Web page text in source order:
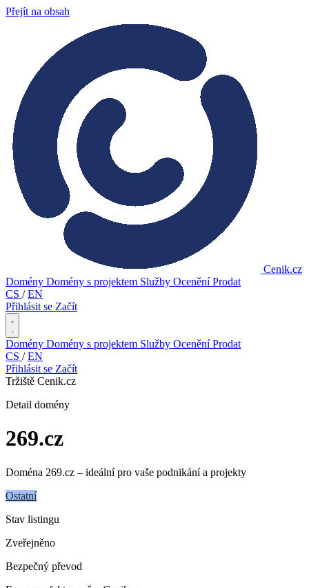
Přejít na obsah
Cenik.cz
Domény Domény s projektem Služby OceněníProdat
CS / EN
Přihlásit se Začít
Domény Domény s projektem Služby OceněníProdat
CS / EN
Přihlásit se Začít
Tržiště Cenik.cz
Detail domény
269.cz
Doména 269.cz – ideální pro vaše podnikání a projekty
Ostatní
Stav listingu
Zveřejněno
Bezpečný převod